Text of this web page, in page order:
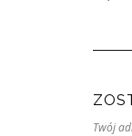
Twój